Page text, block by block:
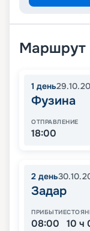
Маршрут
1 день
Фузина
ОТПРАВЛЕНИЕ
18:00
2 день
Задар
ПРИБЫТИЕ
08:00 10 ч